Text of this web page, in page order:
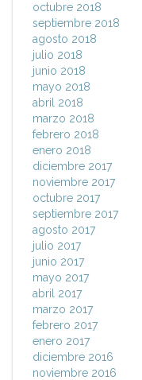
octubre 2018
septiembre 2018
agosto 2018
julio 2018
junio 2018
mayo 2018
abril 2018
marzo 2018
febrero 2018
enero 2018
diciembre 2017
noviembre 2017
octubre 2017
septiembre 2017
agosto 2017
julio 2017
junio 2017
mayo 2017
abril 2017
marzo 2017
febrero 2017
enero 2017
diciembre 2016
noviembre 2016